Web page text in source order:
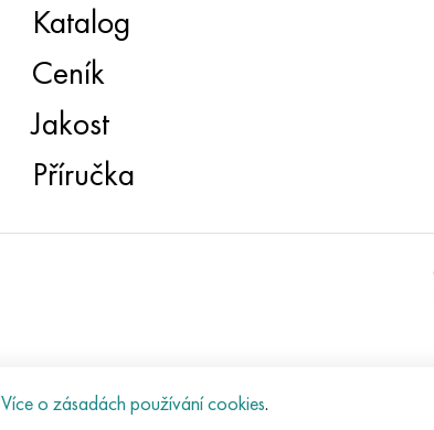
Katalog
Ceník
Jakost
Příručka
Více o zásadách používání cookies.